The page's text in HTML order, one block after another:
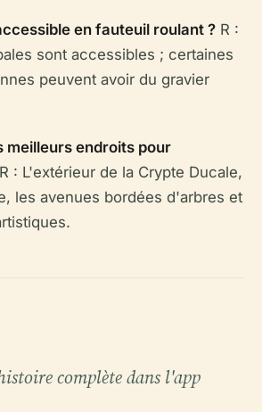
en fauteuil roulant ? R :
sont accessibles ; certaines
peuvent avoir du gravier
meilleurs endroits pour
R : L'extérieur de la Crypte Ducale,
les avenues bordées d'arbres et
complète dans l'app